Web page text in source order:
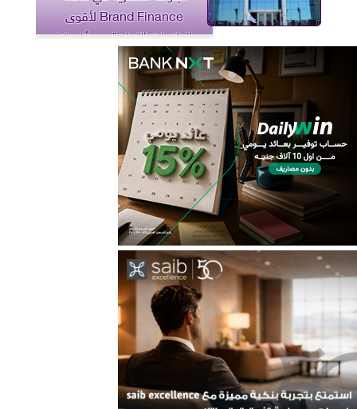
Brand Finance لأقوى
العلامات التجارية في أفريقيا